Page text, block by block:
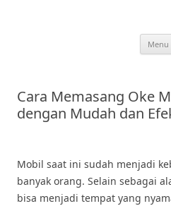
Menu
Cara Memasang Oke
dengan Mudah dan
Mobil saat ini sudah menjadi
banyak orang. Selain sebagai
bisa menjadi tempat yang